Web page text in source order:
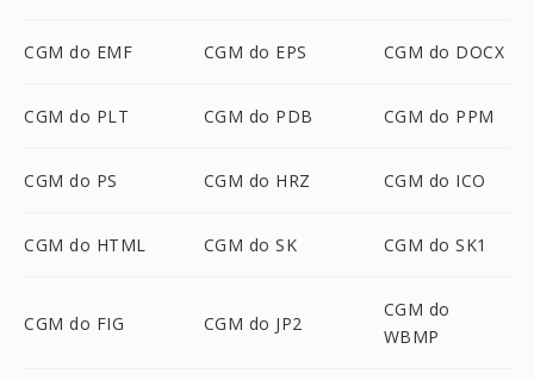
CGM do EMF CGM do EPS CGM do DOCX
CGM do PLT CGM do PDB CGM do PPM
CGM do PS CGM do HRZ CGM do ICO
CGM do HTML CGM do SK CGM do SK1
CGM do FIG CGM do JP2
CGM do
WBMP